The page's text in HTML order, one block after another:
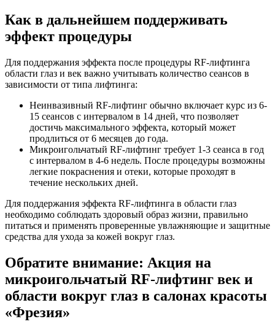
Как в дальнейшем поддерживать
эффект процедуры
Для поддержания эффекта после процедуры RF-лифтинга
области глаз и век важно учитывать количество сеансов в
зависимости от типа лифтинга:
Неинвазивный RF-лифтинг обычно включает курс из 6-
15 сеансов с интервалом в 14 дней, что позволяет
достичь максимального эффекта, который может
продлиться от 6 месяцев до года.
Микроигольчатый RF-лифтинг требует 1-3 сеанса в год
с интервалом в 4-6 недель. После процедуры возможны
легкие покраснения и отеки, которые проходят в
течение нескольких дней.
Для поддержания эффекта RF-лифтинга в области глаз
необходимо соблюдать здоровый образ жизни, правильно
питаться и применять проверенные увлажняющие и защитные
средства для ухода за кожей вокруг глаз.
Обратите внимание: Акция на
микроигольчатый RF-лифтинг век и
области вокруг глаз в салонах красоты
«Фрезия»